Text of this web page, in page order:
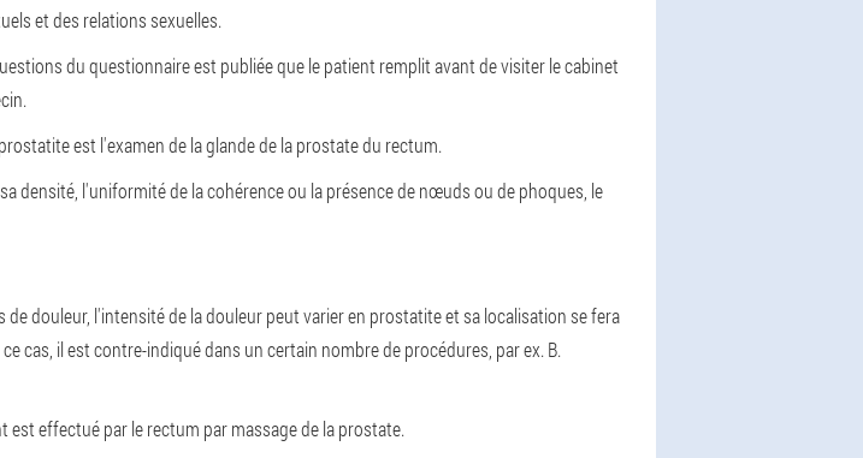
et des relations sexuelles.
du questionnaire est publiée que le patient remplit avant de visiter le cabinet
est l'examen de la glande de la prostate du rectum.
densité, l'uniformité de la cohérence ou la présence de nœuds ou de phoques, le
douleur, l'intensité de la douleur peut varier en prostatite et sa localisation se fera
cas, il est contre-indiqué dans un certain nombre de procédures, par ex. B.
effectué par le rectum par massage de la prostate.